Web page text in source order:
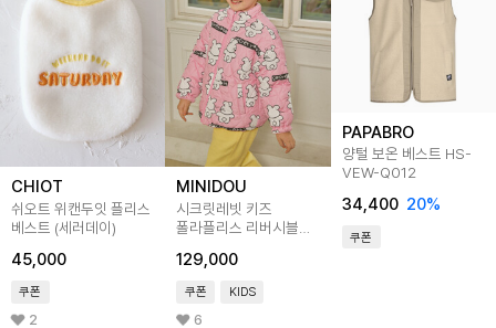
CHIOT
쉬오트 위캔두잇 플리스
베스트 (세러데이)
45,000
쿠폰
2
MINIDOU
시크릿레빗 키즈
폴라플리스 리버시블
129,000
쿠폰 KIDS
6
PAPABRO
양털 보온 베스트 HS-
VEW-Q012
34,400 20%
쿠폰